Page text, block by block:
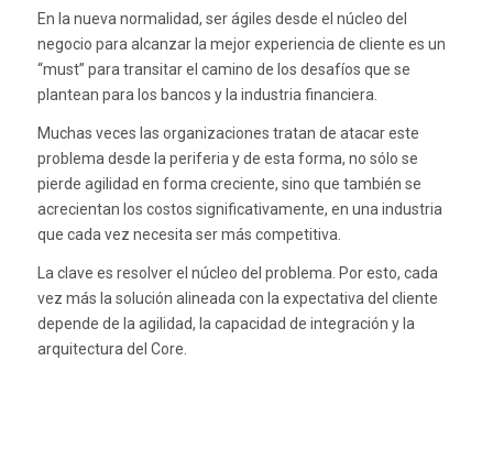
En la nueva normalidad, ser ágiles desde el núcleo del
negocio para alcanzar la mejor experiencia de cliente es un
“must” para transitar el camino de los desafíos que se
plantean para los bancos y la industria financiera.
Muchas veces las organizaciones tratan de atacar este
problema desde la periferia y de esta forma, no sólo se
pierde agilidad en forma creciente, sino que también se
acrecientan los costos significativamente, en una industria
que cada vez necesita ser más competitiva.
La clave es resolver el núcleo del problema. Por esto, cada
vez más la solución alineada con la expectativa del cliente
depende de la agilidad, la capacidad de integración y la
arquitectura del Core.